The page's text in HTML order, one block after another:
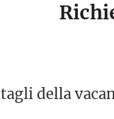
della